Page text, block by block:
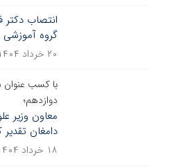
انتصاب
گروه
۲۰ خرداد ۱۴۰۴
با کسب عنوان
دوازدهم؛
معاون وزیر
دامغان تقدیر
۱۸ خرداد ۱۴۰۴